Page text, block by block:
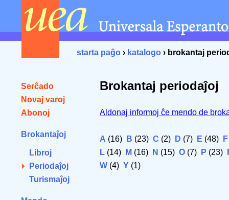
starta paĝo › katalogo › brokantaj
Serĉado
Novaj varoj
Abonoj
Brokantaĵoj
Libroj
Periodaĵoj
Turismaĵoj
Brokantaj periodaĵoj
Aldonaj informoj ĉe mendo de
A (16) B (23) C (2) D (7) E (48) F
L (14) M (16) N (15) O (7) P (23)
W (4) Y (1)